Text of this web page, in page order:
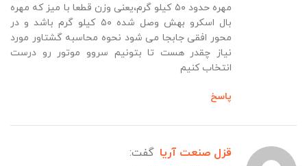
مهره حدود ۵٠ کیلو گرم،یعنی وزن قطعا با میز که مهره
بال اسکرو بهش وصل شده ۵٠ کیلو گرم باشد و در
محور افقی جابجا می شود نحوه محاسبه گشتاور مورد
نیاز چقدر هست تا بتونیم سروو موتور رو درست
انتخاب کنیم
پاسخ
قزل صنعت آریا گفت: